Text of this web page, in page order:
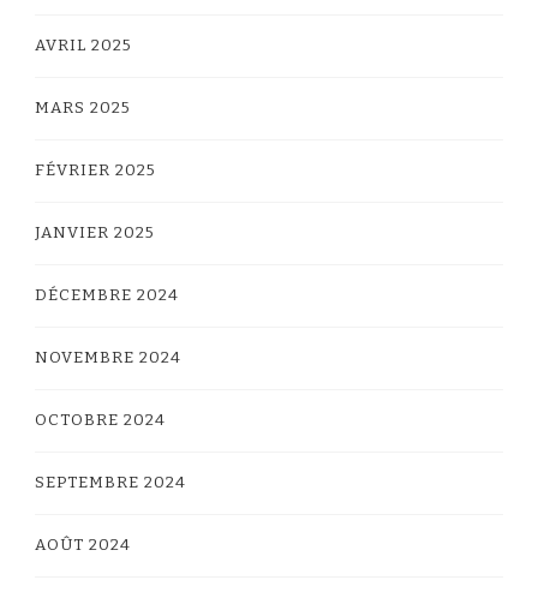
AVRIL 2025
MARS 2025
FÉVRIER 2025
JANVIER 2025
DÉCEMBRE 2024
NOVEMBRE 2024
OCTOBRE 2024
SEPTEMBRE 2024
AOÛT 2024